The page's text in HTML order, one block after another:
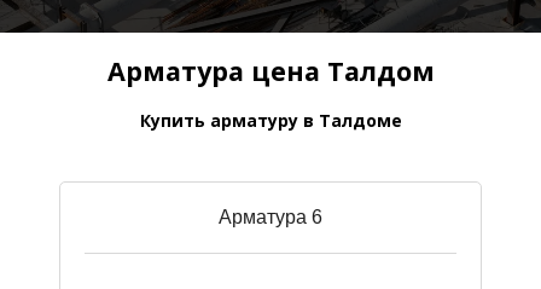
Арматура цена Талдом
Купить арматуру в Талдоме
Арматура 6